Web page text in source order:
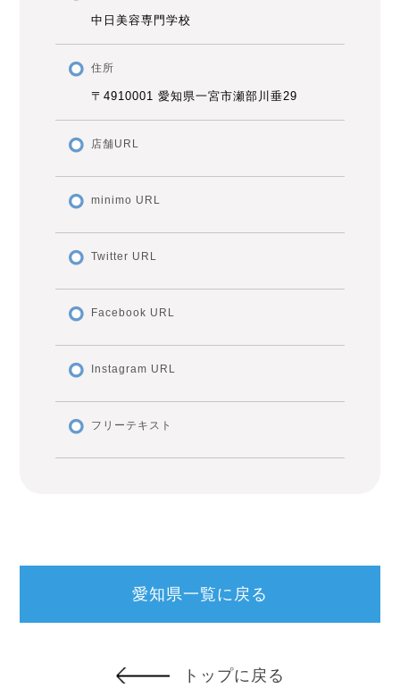
中日美容専門学校
住所
〒4910001 愛知県一宮市瀬部川垂29
店舗URL
minimo URL
Twitter URL
Facebook URL
Instagram URL
フリーテキスト
愛知県一覧に戻る
トップに戻る